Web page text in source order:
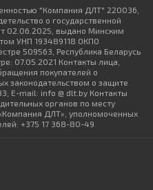
более
обработке
от грубого к более
для резки, шлифовки и
толщиной,
и способом
с системой
помогает получить
риск повреждения
"Компания ДЛТ" 220036,
о государственной
02.06.2025, выдано Минским
УНП 193489118 ОКПО
509563, Республика Беларусь
07.05.2021 Контакты лица,
покупателей о
законодательством о защите
E-mail: info @ dlt.by Контакты
органов по месту
ДЛТ», уполномоченных
+375 17 368-80-49